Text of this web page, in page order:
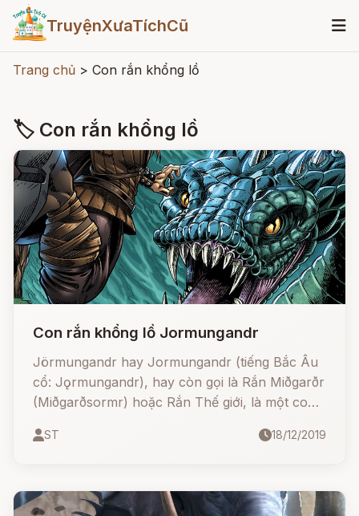
TruyệnXưaTíchCũ
Trang chủ > Con rắn khổng lồ
🏷 Con rắn khổng lồ
Con rắn khổng lồ Jormungandr
Jörmungandr hay Jormungandr (tiếng Bắc Âu
cổ: Jǫrmungandr), hay còn gọi là Rắn Miðgarðr
(Miðgarðsormr) hoặc Rắn Thế giới, là một con
nữ khổng lồ Angrboda (Angrboða), anh em với
ST 18/12/2019